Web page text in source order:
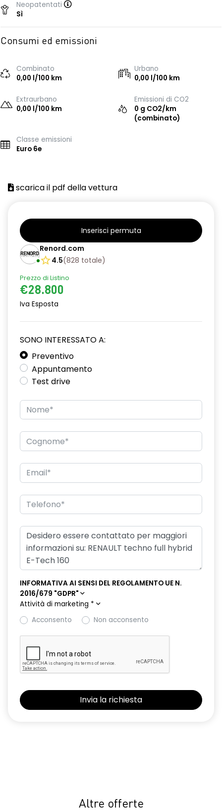
Neopatentati
Sì
Consumi ed emissioni
Combinato
0,00 l/100 km
Urbano
0,00 l/100 km
Extraurbano
0,00 l/100 km
Emissioni di CO2
0 g CO2/km
(combinato)
Classe emissioni
Euro 6e
scarica il pdf della vettura
Inserisci permuta
Renord.com
4.5(828 totale)
Prezzo di Listino
€28.800
Iva Esposta
SONO INTERESSATO A:
Preventivo
Appuntamento
Test drive
INFORMATIVA AI SENSI DEL REGOLAMENTO UE N.
2016/679 "GDPR"
Attività di marketing *
Acconsento
Non acconsento
Altre offerte